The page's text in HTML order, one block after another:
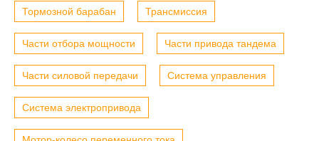
Тормозной барабан Трансмиссия
Части отбора мощности Части привода тандема
Части силовой передачи Система управления
Система электропривода